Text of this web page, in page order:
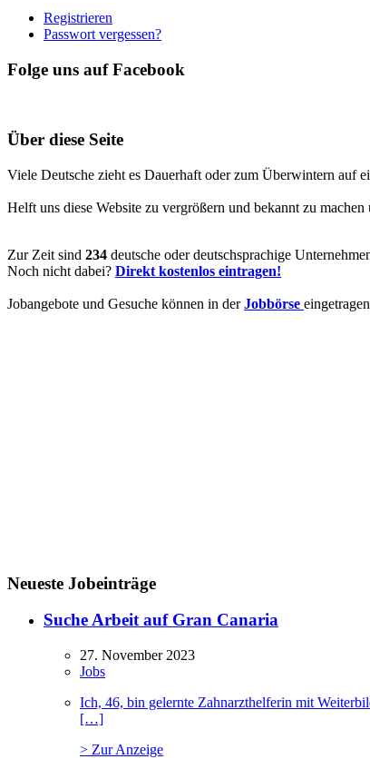
Registrieren
Passwort vergessen?
Folge uns auf Facebook
Über diese Seite
Viele Deutsche zieht es Dauerhaft oder zum Überwintern auf
Helft uns diese Website zu vergrößern und bekannt zu
Zur Zeit sind 234 deutsche oder deutschsprachige
Noch nicht dabei? Direkt kostenlos eintragen!
Jobangebote und Gesuche können in derJobbörse
Neueste Jobeinträge
Suche Arbeit auf Gran Canaria
27. November 2023
Jobs
Ich, 46, bin gelernte Zahnarzthelferin mit
[…]
> Zur Anzeige